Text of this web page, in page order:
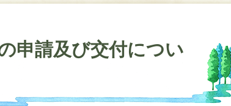
申請及び交付につい